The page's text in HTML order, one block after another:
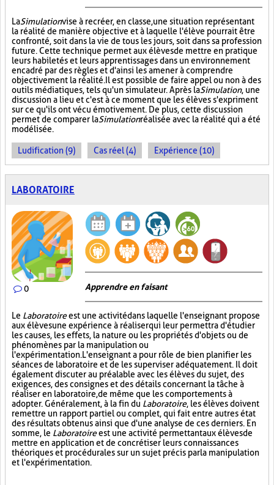
LaSimulationvise à recréer, en classe, une situation représentant
la réalité de manière objective et à laquelle l'élève pourrait être
confronté, soit dans la vie de tous les jours, soit dans sa profession
future. Cette technique permet aux élèves de mettre en pratique
leurs habiletés et leurs apprentissages dans un environnement
encadré par des règles et d'ainsi les amener à comprendre
objectivement la réalité. Il est possible de faire appel ou non à des
outils médiatiques, tels qu'un simulateur. Après laSimulation, une
discussion a lieu et c'est à ce moment que les élèves s'expriment
sur ce qu'ils ont vécu émotivement. De plus, cette discussion
permet de comparer laSimulationréalisée avec la réalité qui a été
modélisée.
Ludification (9) Cas réel (4) Expérience (10)
LABORATOIRE
0 Apprendre en faisant
Le Laboratoireest une activité dans laquelle l'enseignant propose
aux élèves une expérience à réaliser qui leur permettra d'étudier
les causes, les effets, la nature ou les propriétés d'objets ou de
phénomènes par la manipulation ou
l'expérimentation. L'enseignant a pour rôle de bien planifier les
séances de laboratoire et de les superviser adéquatement. Il doit
également discuter au préalable avec les élèves du sujet, des
exigences, des consignes et des détails concernant la tâche à
réaliser en laboratoire, de même que les comportements à
adopter. Généralement, à la fin du Laboratoire, les élèves doivent
remettre un rapport partiel ou complet, qui fait entre autres état
des résultats obtenus ainsi que d'une analyse de ces derniers. En
somme, le Laboratoireest une activité permettant aux élèves de
mettre en application et de concrétiser leurs connaissances
théoriques et procédurales sur un sujet précis par la manipulation
et l'expérimentation.